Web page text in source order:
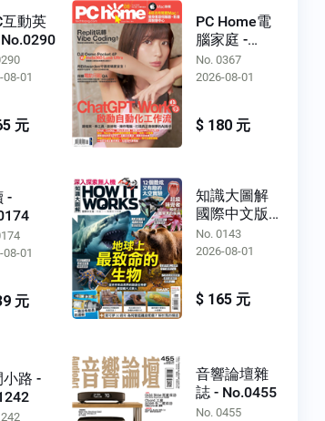
互動英
08-01
元
PC Home電
腦家庭 -
No.0367
No. 0367
2026-08-01
$ 180 元
-
08-01
元
知識大圖解
國際中文版 -
No.0143
No. 0143
2026-08-01
$ 165 元
路 -
音響論壇雜
誌 - No.0455
No. 0455